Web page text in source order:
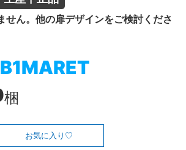
せん。他の扉デザインをご検討くださ
梱
お気に入り